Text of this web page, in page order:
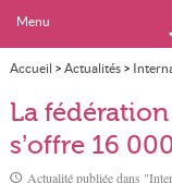
Menu
Accueil > Actualités>
La fédération de Wallonie-
La
s’offre 16
Actualité publiée dans "